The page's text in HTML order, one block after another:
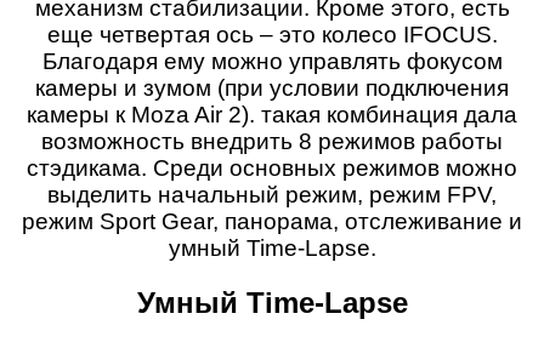
механизм стабилизации. Кроме этого, есть
еще четвертая ось – это колесо IFOCUS.
Благодаря ему можно управлять фокусом
камеры и зумом (при условии подключения
камеры к Moza Air 2). такая комбинация дала
возможность внедрить 8 режимов работы
стэдикама. Среди основных режимов можно
выделить начальный режим, режим FPV,
режим Sport Gear, панорама, отслеживание и
умный Time-Lapse.
Умный Time-Lapse